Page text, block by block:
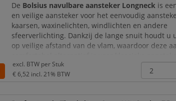
De Bolsius navulbare aansteker Longneck is
en veilige aansteker voor het eenvoudig
kaarsen, waxinelichten, windlichten en andere
sfeerverlichting. Dankzij de lange snuit houdt u
op veilige afstand van de vlam, waardoor deze
lucifers.
De Longneck aansteker is ideaal voor gebruik
excl. BTW per Stuk
€ 6,52 incl. 21% BTW